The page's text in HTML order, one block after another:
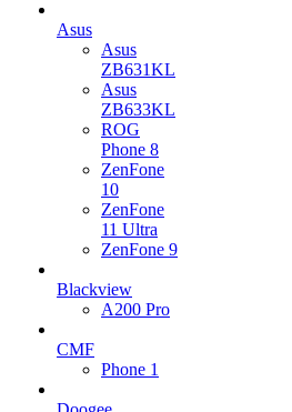
Asus
Asus
ZB631KL
Asus
ZB633KL
ROG
Phone 8
ZenFone
10
ZenFone
11 Ultra
ZenFone 9
Blackview
A200 Pro
CMF
Phone 1